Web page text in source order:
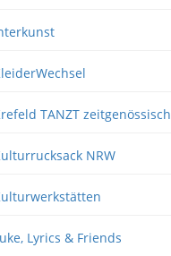
TANZT zeitgenössisch
NRW
Lyrics & Friends